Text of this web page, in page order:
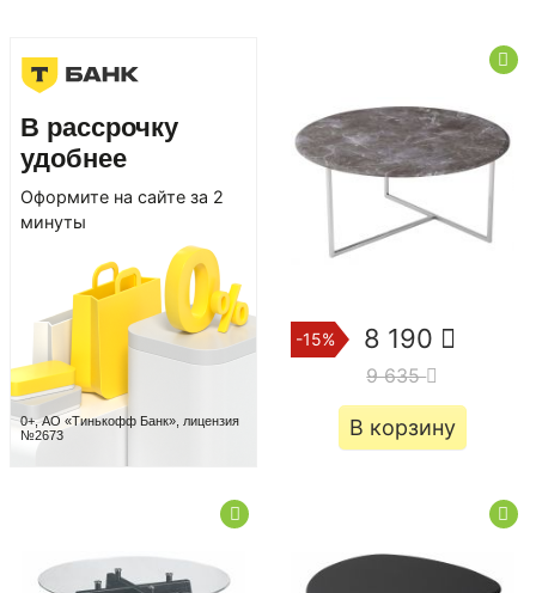
В рассрочку
удобнее
Оформите на сайте за 2
минуты
0+, АО «Тинькофф Банк», лицензия
№2673
-15% 8 190
9 635
В корзину